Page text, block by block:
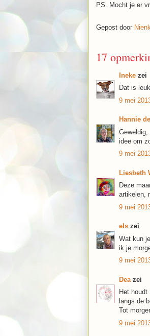
PS. Mocht je er
Gepost door
17
Ineke zei
Dat is
9 mei
Hannie
idee om
9 mei
Liesbeth
Deze
artikelen,
9 mei
els zei
Wat kun
ik je
9 mei
Dea zei
Het
langs de
Tot
9 mei